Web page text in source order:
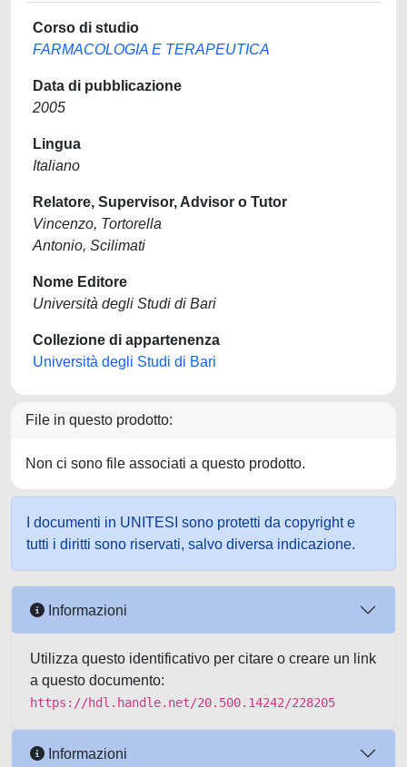
Corso di studio
FARMACOLOGIA E TERAPEUTICA
Data di pubblicazione
2005
Lingua
Italiano
Relatore, Supervisor, Advisor o Tutor
Vincenzo, Tortorella
Antonio, Scilimati
Nome Editore
Università degli Studi di Bari
Collezione di appartenenza
Università degli Studi di Bari
File in questo prodotto:
Non ci sono file associati a questo prodotto.
I documenti in UNITESI sono protetti da copyright e
tutti i diritti sono riservati, salvo diversa indicazione.
Informazioni
Utilizza questo identificativo per citare o creare un link
a questo documento:
https://hdl.handle.net/20.500.14242/228205
Informazioni